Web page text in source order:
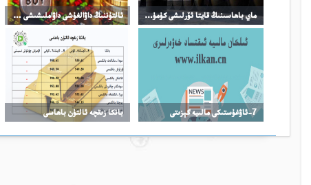
ماي باھاسىنىڭ قايتا ئۆرلىشى كۈمۈش باھاسىنىڭ ئۆرلىشىنى چەكلىدى ئالتۇننىڭ داۋالغۇشى داۋاملىشىشى مۇمكىن
7-ئاۋغۇستىكى مالىيە گېزىتى بانكا زىقچە ئالتۇن باھاسى